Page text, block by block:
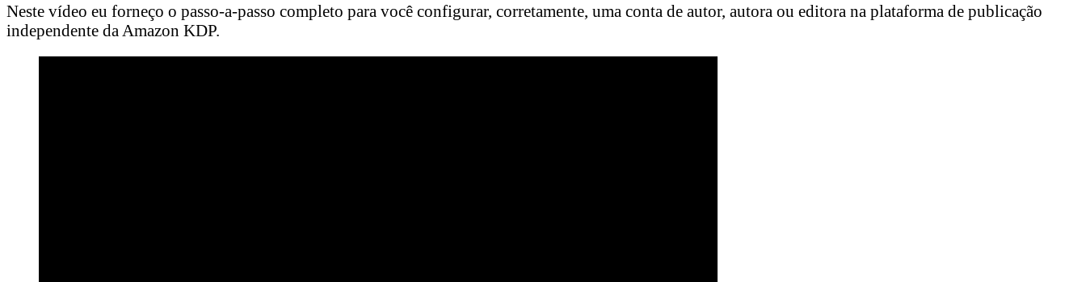
Neste vídeo eu forneço o passo-a-passo completo para você configurar, corretamente, uma conta de autor, autora ou editora na plataforma de publicação
independente da Amazon KDP.